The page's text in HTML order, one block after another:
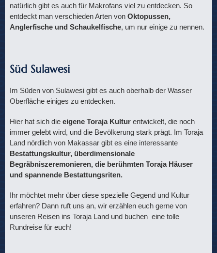
natürlich gibt es auch für Makrofans viel zu entdecken. So
entdeckt man verschieden Arten von Oktopussen,
Anglerfische und Schaukelfische, um nur einige zu nennen.
Süd Sulawesi
Im Süden von Sulawesi gibt es auch oberhalb der Wasser
Oberfläche einiges zu entdecken.
Hier hat sich die eigene Toraja Kultur entwickelt, die noch
immer gelebt wird, und die Bevölkerung stark prägt. Im Toraja
Land nördlich von Makassar gibt es eine interessante
Bestattungskultur, überdimensionale
Begräbniszeremonieren, die berühmten Toraja Häuser
und spannende Bestattungsriten.
Ihr möchtet mehr über diese spezielle Gegend und Kultur
erfahren? Dann ruft uns an, wir erzählen euch gerne von
unseren Reisen ins Toraja Land und buchen eine tolle
Rundreise für euch!